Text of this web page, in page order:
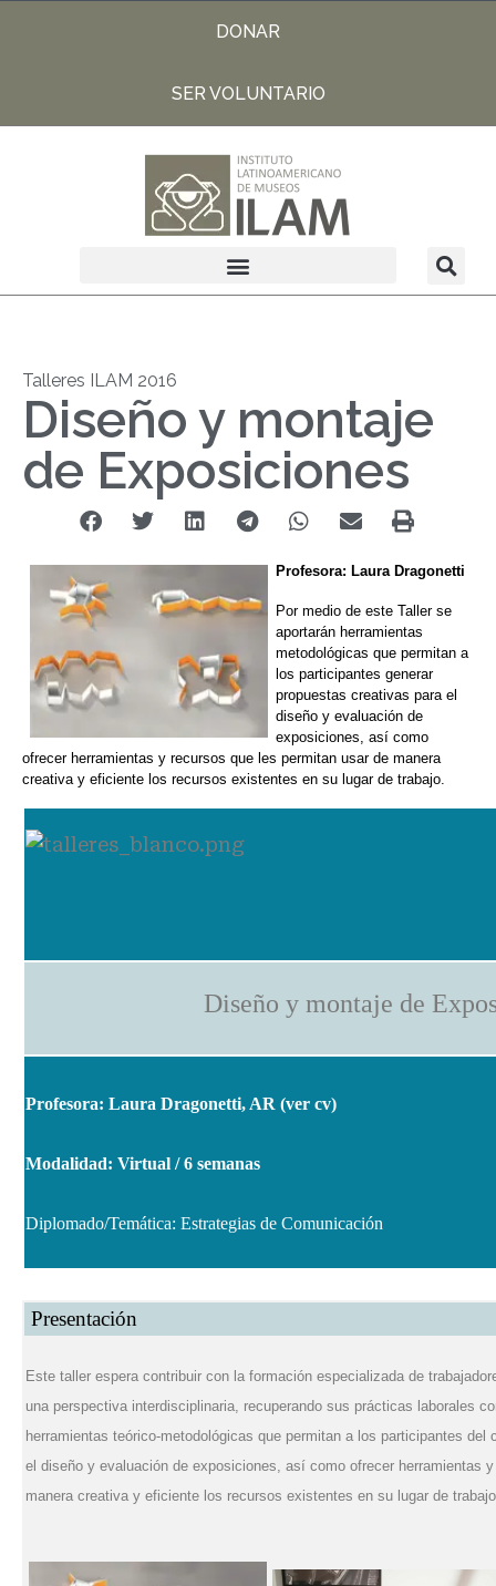
DONAR
SER VOLUNTARIO
Talleres ILAM 2016
Diseño y montaje
de Exposiciones
Profesora: Laura Dragonetti
Por medio de este Taller se
aportarán herramientas
metodológicas que permitan a
los participantes generar
propuestas creativas para el
diseño y evaluación de
exposiciones, así como
ofrecer herramientas y recursos que les permitan usar de manera
creativa y eficiente los recursos existentes en su lugar de trabajo.
Diseño y montaje de
Profesora: Laura Dragonetti, AR (ver cv)
Modalidad: Virtual / 6 semanas
Diplomado/Temática: Estrategias de Comunicación
Presentación
Este taller espera contribuir con la formación especializada de
una perspectiva interdisciplinaria, recuperando sus prácticas laborales
herramientas teórico-metodológicas que permitan a los participantes del
el diseño y evaluación de exposiciones, así como ofrecer herramientas
manera creativa y eficiente los recursos existentes en su lugar de